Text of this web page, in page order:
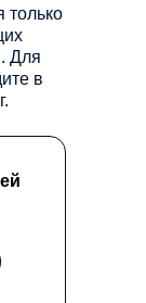
только
Для
в